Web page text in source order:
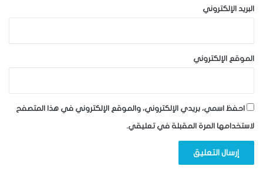
البريد الإلكتروني
الموقع الإلكتروني
احفظ اسمي، بريدي الإلكتروني، والموقع الإلكتروني في هذا المتصفح
لاستخدامها المرة المقبلة في تعليقي.